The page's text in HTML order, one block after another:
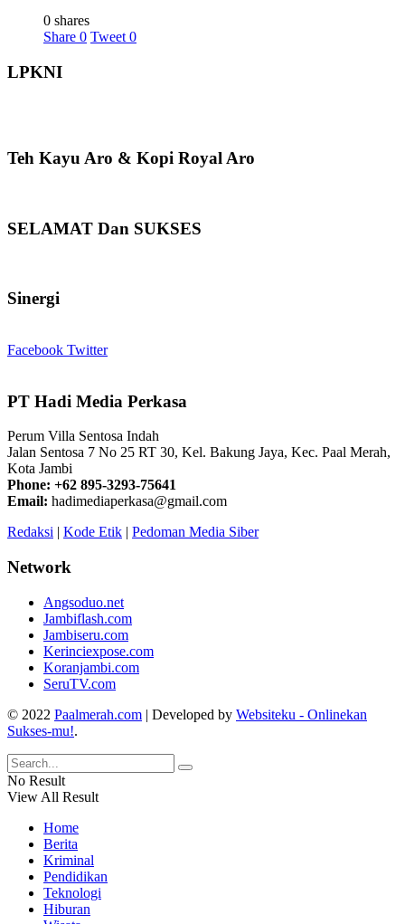
0 shares
Share 0 Tweet 0
LPKNI
Teh Kayu Aro & Kopi Royal Aro
SELAMAT Dan SUKSES
Sinergi
Facebook Twitter
PT Hadi Media Perkasa
Perum Villa Sentosa Indah
Jalan Sentosa 7 No 25 RT 30, Kel. Bakung Jaya, Kec. Paal Merah,
Kota Jambi
Phone: +62 895-3293-75641
Email: hadimediaperkasa@gmail.com
Redaksi | Kode Etik | Pedoman Media Siber
Network
Angsoduo.net
Jambiflash.com
Jambiseru.com
Kerinciexpose.com
Koranjambi.com
SeruTV.com
© 2022 Paalmerah.com | Developed by Websiteku - Onlinekan
Sukses-mu!.
No Result
View All Result
Home
Berita
Kriminal
Pendidikan
Teknologi
Hiburan